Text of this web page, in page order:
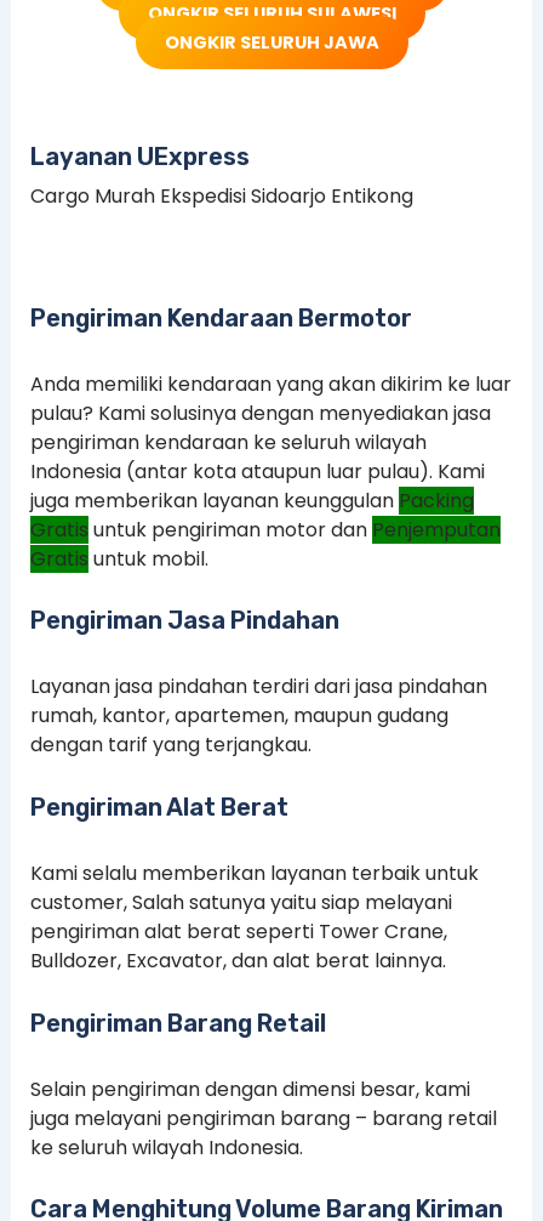
ONGKIR SELURUH SULAWESI
ONGKIR SELURUH JAWA
Layanan UExpress
Cargo Murah Ekspedisi Sidoarjo Entikong
Pengiriman Kendaraan Bermotor
Anda memiliki kendaraan yang akan dikirim ke luar
pulau? Kami solusinya dengan menyediakan jasa
pengiriman kendaraan ke seluruh wilayah
Indonesia (antar kota ataupun luar pulau). Kami
juga memberikan layanan keunggulan Packing
Gratis untuk pengiriman motor dan Penjemputan
Gratis untuk mobil.
Pengiriman Jasa Pindahan
Layanan jasa pindahan terdiri dari jasa pindahan
rumah, kantor, apartemen, maupun gudang
dengan tarif yang terjangkau.
Pengiriman Alat Berat
Kami selalu memberikan layanan terbaik untuk
customer, Salah satunya yaitu siap melayani
pengiriman alat berat seperti Tower Crane,
Bulldozer, Excavator, dan alat berat lainnya.
Pengiriman Barang Retail
Selain pengiriman dengan dimensi besar, kami
juga melayani pengiriman barang – barang retail
ke seluruh wilayah Indonesia.
Cara Menghitung Volume Barang Kiriman